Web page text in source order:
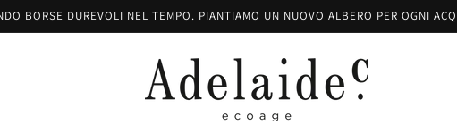
BORSE DUREVOLI NEL TEMPO. PIANTIAMO UN NUOVO ALBERO PER OGNI